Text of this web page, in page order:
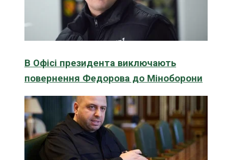
В Офісі президента виключають
повернення Федорова до Міноборони